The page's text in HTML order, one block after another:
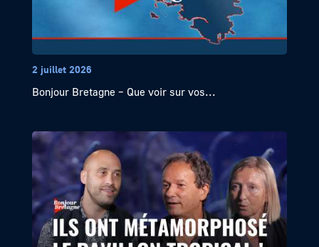
2 juillet 2026
Bonjour Bretagne – Que voir sur vos...